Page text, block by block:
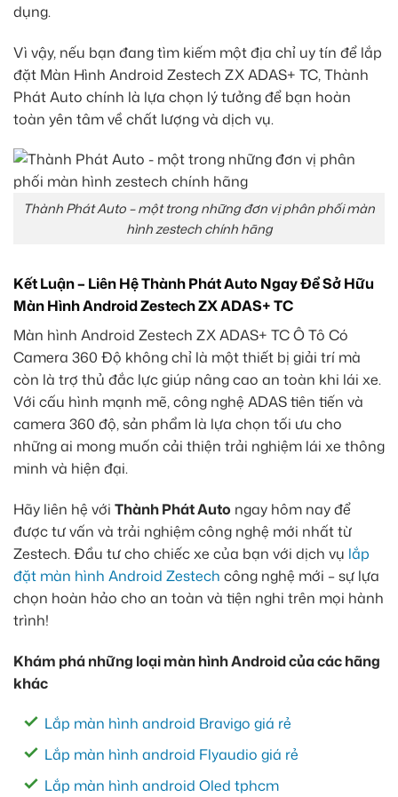
dụng.
Vì vậy, nếu bạn đang tìm kiếm một địa chỉ uy tín để lắp
đặt Màn Hình Android Zestech ZX ADAS+ TC, Thành
Phát Auto chính là lựa chọn lý tưởng để bạn hoàn
toàn yên tâm về chất lượng và dịch vụ.
Thành Phát Auto – một trong những đơn vị phân phối màn
hình zestech chính hãng
Kết Luận – Liên Hệ Thành Phát Auto Ngay Để Sở Hữu
Màn Hình Android Zestech ZX ADAS+ TC
Màn hình Android Zestech ZX ADAS+ TC Ô Tô Có
Camera 360 Độ không chỉ là một thiết bị giải trí mà
còn là trợ thủ đắc lực giúp nâng cao an toàn khi lái xe.
Với cấu hình mạnh mẽ, công nghệ ADAS tiên tiến và
camera 360 độ, sản phẩm là lựa chọn tối ưu cho
những ai mong muốn cải thiện trải nghiệm lái xe thông
minh và hiện đại.
Hãy liên hệ với Thành Phát Auto ngay hôm nay để
được tư vấn và trải nghiệm công nghệ mới nhất từ
Zestech. Đầu tư cho chiếc xe của bạn với dịch vụ lắp
đặt màn hình Android Zestech công nghệ mới – sự lựa
chọn hoàn hảo cho an toàn và tiện nghi trên mọi hành
trình!
Khám phá những loại màn hình Android của các hãng
khác
Lắp màn hình android Bravigo giá rẻ
Lắp màn hình android Flyaudio giá rẻ
Lắp màn hình android Oled tphcm